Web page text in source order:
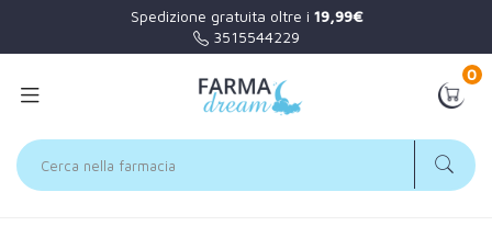
Spedizione gratuita oltre i 19,99€
3515544229
0